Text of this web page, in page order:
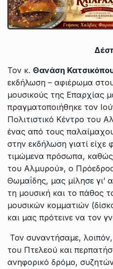
Τον κ. Θανάση
εκδήλωση – αφιέρωμα
μουσικούς της Επαρχίας
πραγματοποιήθηκε τον
Πολιτιστικό Κέντρο του
ένας από τους
στην εκδήλωση γιατί είχε
τιμώμενα πρόσωπα,
του Αλμυρού», ο
Θωμαΐδης, μας μίλησε γι’
τη μουσική και το πάθος
μουσικών κομματιών
και μας πρότεινε να τον
Τον συναντήσαμε,
του Πτελεού και
ανηφορικό δρόμο,